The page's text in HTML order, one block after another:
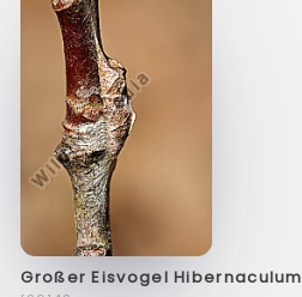
Großer Eisvogel Hibernaculum